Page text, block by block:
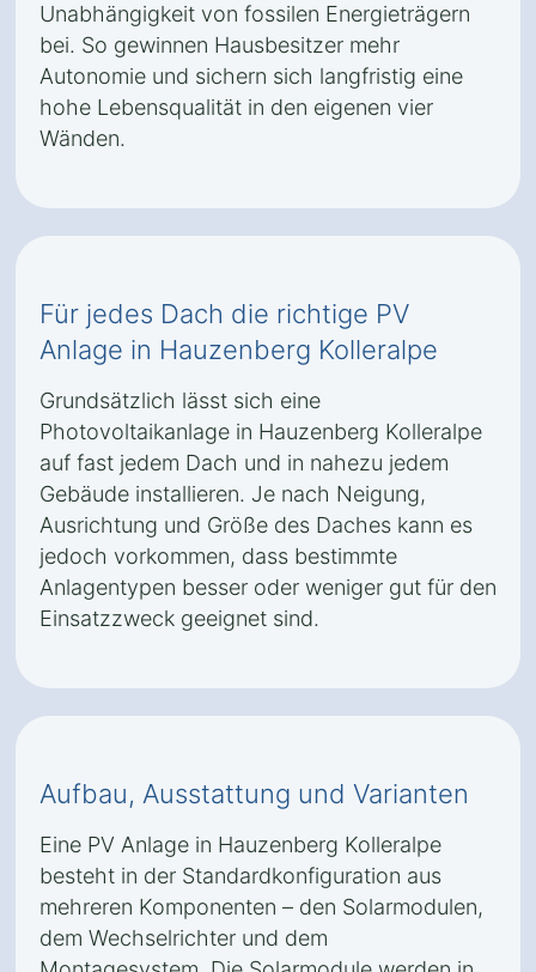
Unabhängigkeit von fossilen Energieträgern
bei. So gewinnen Hausbesitzer mehr
Autonomie und sichern sich langfristig eine
hohe Lebensqualität in den eigenen vier
Wänden.
Für jedes Dach die richtige PV
Anlage in Hauzenberg Kolleralpe
Grundsätzlich lässt sich eine
Photovoltaikanlage in Hauzenberg Kolleralpe
auf fast jedem Dach und in nahezu jedem
Gebäude installieren. Je nach Neigung,
Ausrichtung und Größe des Daches kann es
jedoch vorkommen, dass bestimmte
Anlagentypen besser oder weniger gut für den
Einsatzzweck geeignet sind.
Aufbau, Ausstattung und Varianten
Eine PV Anlage in Hauzenberg Kolleralpe
besteht in der Standardkonfiguration aus
mehreren Komponenten – den Solarmodulen,
dem Wechselrichter und dem